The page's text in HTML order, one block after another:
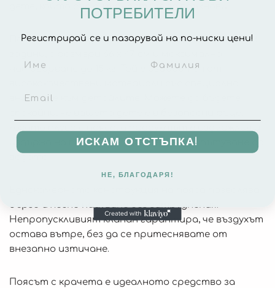
дете, който със сигурност ще го вдъхнови!
Поясът е подходящ за деца на възраст от 2 до 3
натоварване до 15 кг. Той е изработен от
внимание към детайлите. Можете да бъдете
издържа на повече от един сезон или пътуване до
бързо и лесно надуване без затруднения.
Непропускливият клапан гарантира, че въздухът
остава вътре, без да се притеснявате от
внезапно изтичане.
Поясът с крачета е идеалното средство за
ПОТРЕБИТЕЛИ
Регистрирай се и пазарувай на по-ниски цени!
ИСКАМ ОТСТЪПКА!
НЕ, БЛАГОДАРЯ!